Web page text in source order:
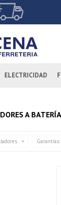
ELECTRICIDAD
A BATERÍA
Garantías: